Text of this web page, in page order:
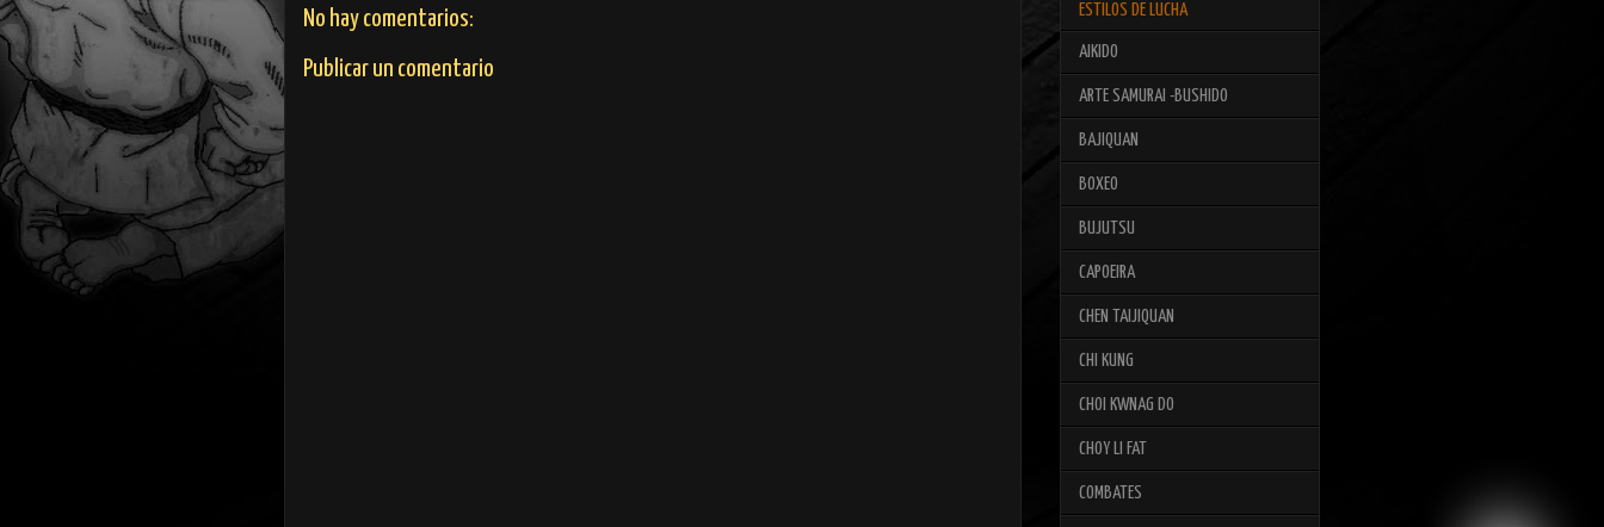
No hay comentarios:
Publicar un comentario
ESTILOS DE LUCHA
AIKIDO
ARTE SAMURAI -BUSHIDO
BAJIQUAN
BOXEO
BUJUTSU
CAPOEIRA
CHEN TAIJIQUAN
CHI KUNG
CHOI KWNAG DO
CHOY LI FAT
COMBATES